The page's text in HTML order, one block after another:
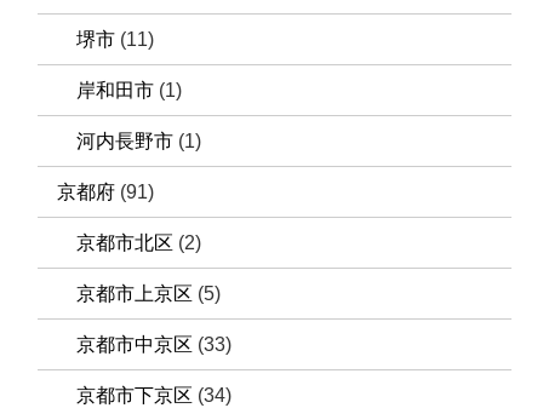
堺市 (11)
岸和田市 (1)
河内長野市 (1)
京都府 (91)
京都市北区 (2)
京都市上京区 (5)
京都市中京区 (33)
京都市下京区 (34)